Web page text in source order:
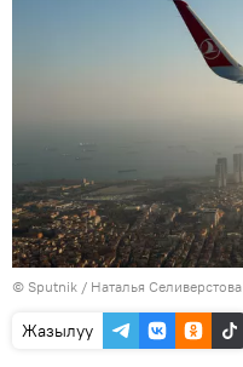
© Sputnik / Наталья Селиверстова
Жазылуу